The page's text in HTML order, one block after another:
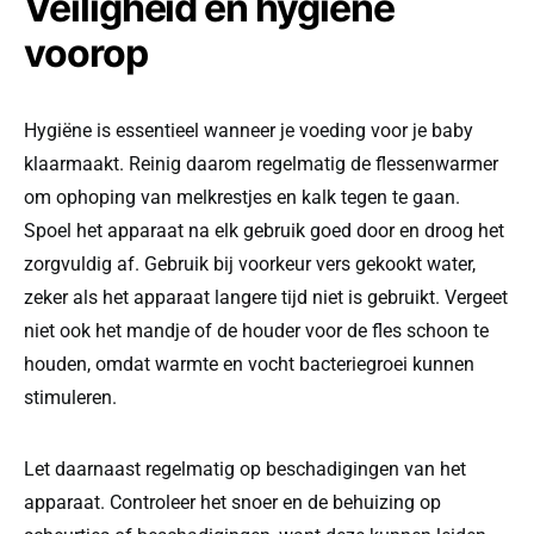
voorop
Hygiëne is essentieel wanneer je voeding voor je baby
klaarmaakt. Reinig daarom regelmatig de flessenwarmer
om ophoping van melkrestjes en kalk tegen te gaan.
Spoel het apparaat na elk gebruik goed door en droog het
zorgvuldig af. Gebruik bij voorkeur vers gekookt water,
zeker als het apparaat langere tijd niet is gebruikt. Vergeet
niet ook het mandje of de houder voor de fles schoon te
houden, omdat warmte en vocht bacteriegroei kunnen
stimuleren.
Let daarnaast regelmatig op beschadigingen van het
apparaat. Controleer het snoer en de behuizing op